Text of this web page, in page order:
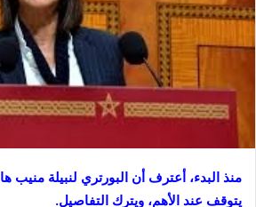
منذ البدء، أعترف أن البورتري لنبيلة منيب
يتوقف عند الأهم، ويترك التفاصيل.